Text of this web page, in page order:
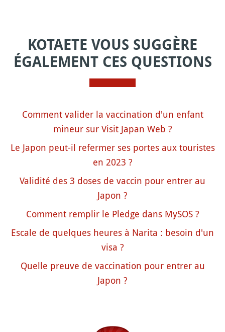
KOTAETE VOUS SUGGÈRE
ÉGALEMENT CES QUESTIONS
Comment valider la vaccination d'un enfant
mineur sur Visit Japan Web ?
Le Japon peut-il refermer ses portes aux touristes
en 2023 ?
Validité des 3 doses de vaccin pour entrer au
Japon ?
Comment remplir le Pledge dans MySOS ?
Escale de quelques heures à Narita : besoin d'un
visa ?
Quelle preuve de vaccination pour entrer au
Japon ?